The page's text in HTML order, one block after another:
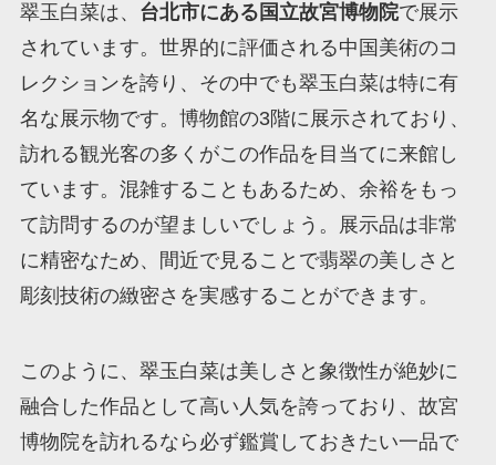
翠玉白菜は、 台北市にある国立故宮博物院で展示
されています。世界的に評価される中国美術のコ
レクションを誇り、その中でも翠玉白菜は特に有
名な展示物です。博物館の3階に展示されており、
訪れる観光客の多くがこの作品を目当てに来館し
ています。混雑することもあるため、余裕をもっ
て訪問するのが望ましいでしょう。展示品は非常
に精密なため、間近で見ることで翡翠の美しさと
彫刻技術の緻密さを実感することができます。
このように、翠玉白菜は美しさと象徴性が絶妙に
融合した作品として高い人気を誇っており、故宮
博物院を訪れるなら必ず鑑賞しておきたい一品で